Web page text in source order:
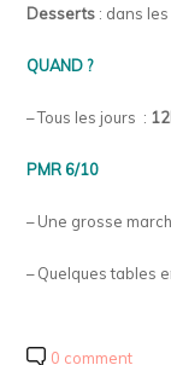
Desserts : dans les
QUAND ?
– Tous les jours :
PMR 6/10
– Une grosse
– Quelques tables
0 comment